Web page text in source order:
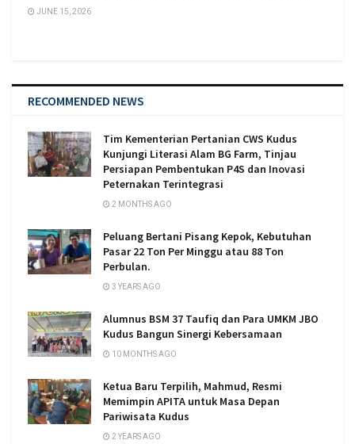
JUNE 15, 2026
RECOMMENDED NEWS
Tim Kementerian Pertanian CWS Kudus
Kunjungi Literasi Alam BG Farm, Tinjau
Persiapan Pembentukan P4S dan Inovasi
Peternakan Terintegrasi
2 MONTHS AGO
Peluang Bertani Pisang Kepok, Kebutuhan
Pasar 22 Ton Per Minggu atau 88 Ton
Perbulan.
3 YEARS AGO
Alumnus BSM 37 Taufiq dan Para UMKM JBO
Kudus Bangun Sinergi Kebersamaan
10 MONTHS AGO
Ketua Baru Terpilih, Mahmud, Resmi
Memimpin APITA untuk Masa Depan
Pariwisata Kudus
2 YEARS AGO